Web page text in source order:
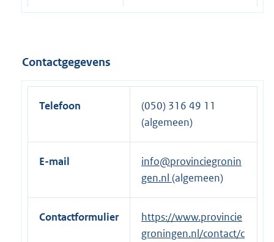
Contactgegevens
Telefoon
(050) 316 49 11
(algemeen)
E-mail
info@provinciegronin
gen.nl (algemeen)
Contactformulier
E
x
https://www.provincie
groningen.nl/contact/c